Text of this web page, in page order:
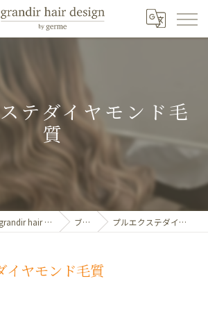
テダイヤモンド毛
質
千葉の美容室ならgrandir hair design by germe ブログ プルエクステダイヤモンド毛質
イヤモンド毛質